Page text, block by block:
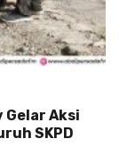
Gelar Aksi
SKPD